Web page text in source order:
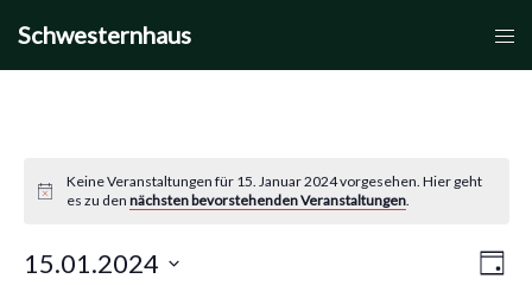
Inhalt
Schwesternhaus
Keine Veranstaltungen für 15. Januar 2024 vorgesehen. Hier geht
es zu den nächsten bevorstehenden Veranstaltungen.
Tag
15.01.2024